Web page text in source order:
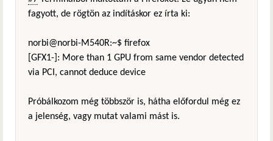
fagyott, de rögtön az indításkor ez írta ki:
norbi@norbi-M540R:~$ firefox
[GFX1-]: More than 1 GPU from same vendor detected
via PCI, cannot deduce device
Próbálkozom még többször is, hátha előfordul még ez
a jelenség, vagy mutat valami mást is.